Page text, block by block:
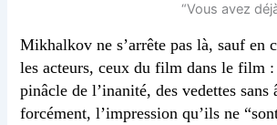
“Vous avez
Mikhalkov ne s’arrête pas là, sauf en
les acteurs, ceux du film dans le film
pinâcle de l’inanité, des vedettes sans
forcément, l’impression qu’ils ne